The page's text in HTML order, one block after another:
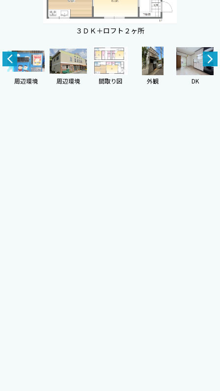
３ＤＫ＋ロフト２ヶ所
周辺環境 周辺環境 間取り図 外観 DK